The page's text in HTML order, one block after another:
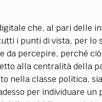
che, al pari delle
i punti di vista, per lo
da percepire, perché
alla centralità della
nella classe politica,
per individuare